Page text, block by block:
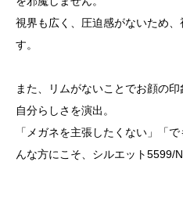
視界も広く、圧迫感がないため
す。
また、リムがないことでお顔の
自分らしさを演出。
「メガネを主張したくない」「
んな方にこそ、シルエット5599/